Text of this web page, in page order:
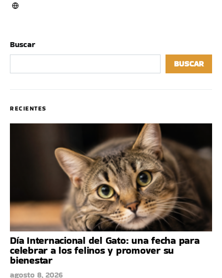
Buscar
BUSCAR
RECIENTES
Día Internacional del Gato: una fecha para
celebrar a los felinos y promover su
bienestar
agosto 8, 2026